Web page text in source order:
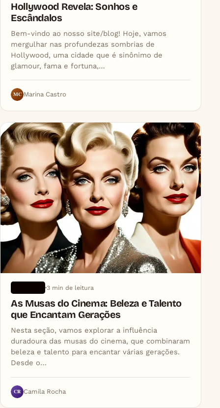
Hollywood Revela: Sonhos e
Escândalos
Bem-vindo ao nosso site/blog! Hoje, vamos
mergulhar nas profundezas sombrias de
Hollywood, uma cidade que é sinônimo de
glamour, fama e fortuna,…
MC Marina Castro
3 min de leitura
As Musas do Cinema: Beleza e Talento
que Encantam Gerações
Nesta seção, vamos explorar a influência
duradoura das musas do cinema, que combinaram
beleza e talento para encantar várias gerações.
Desde o…
CR Camila Rocha